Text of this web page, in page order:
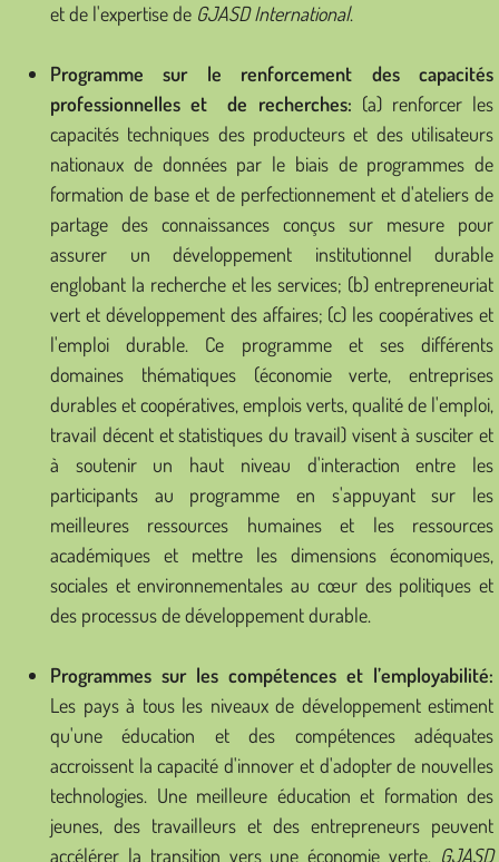
et de l'expertise de GJASD International.
Programme sur le renforcement des capacités
professionnelles et de recherches: (a) renforcer les
capacités techniques des producteurs et des utilisateurs
nationaux de données par le biais de programmes de
formation de base et de perfectionnement et d'ateliers de
partage des connaissances conçus sur mesure pour
assurer un développement institutionnel durable
englobant la recherche et les services; (b) entrepreneuriat
vert et développement des affaires; (c) les coopératives et
l'emploi durable. Ce programme et ses différents
domaines thématiques (économie verte, entreprises
durables et coopératives, emplois verts, qualité de l'emploi,
travail décent et statistiques du travail) visent à susciter et
à soutenir un haut niveau d'interaction entre les
participants au programme en s'appuyant sur les
meilleures ressources humaines et les ressources
académiques et mettre les dimensions économiques,
sociales et environnementales au cœur des politiques et
des processus de développement durable.
Programmes sur les compétences et l’employabilité:
Les pays à tous les niveaux de développement estiment
qu'une éducation et des compétences adéquates
accroissent la capacité d'innover et d'adopter de nouvelles
technologies. Une meilleure éducation et formation des
jeunes, des travailleurs et des entrepreneurs peuvent
accélérer la transition vers une économie verte. GJASD